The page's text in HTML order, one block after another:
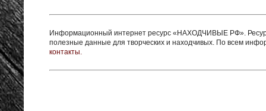
Информационный интернет ресурс «НАХОДЧИВЫЕ РФ».
полезные данные для творческих и находчивых. По всем
контакты.